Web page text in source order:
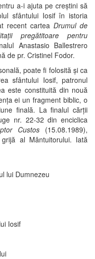
a-i ajuta pe creștini să
sfântului Iosif în istoria
recent cartea Drumul de
pregătitoare pentru
Anastasio Ballestrero
de pr. Cristinel Fodor.
poate fi folosită și ca
sfântului Iosif, patronul
este constituită din nouă
ei un fragment biblic, o
finală. La finalul cărții
nr. 22-32 din enciclica
Custos (15.08.1989),
al Mântuitorului. Iată
lui Dumnezeu
Iosif